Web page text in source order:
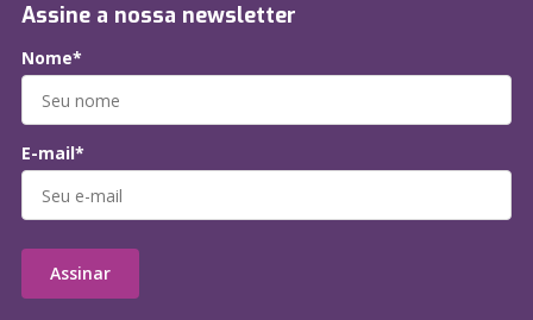
Assine a nossa newsletter
Nome*
E-mail*
Assinar